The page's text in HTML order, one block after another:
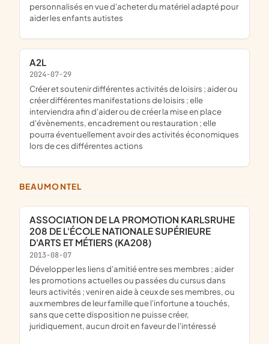
personnalisés en vue d'acheter du matériel adapté pour
aider les enfants autistes
A2L
2024-07-29
créer et soutenir différentes activités de loisirs ; aider ou
créer différentes manifestations de loisirs ; elle
interviendra afin d'aider ou de créer la mise en place
d'évènements, encadrement ou restauration ; elle
pourra éventuellement avoir des activités économiques
lors de ces différentes actions
BEAUMONTEL
ASSOCIATION DE LA PROMOTION KARLSRUHE
208 DE L'ÉCOLE NATIONALE SUPÉRIEURE
D'ARTS ET MÉTIERS (KA208)
2013-08-07
développer les liens d'amitié entre ses membres ; aider
les promotions actuelles ou passées du cursus dans
leurs activités ; venir en aide à ceux de ses membres, ou
aux membres de leur famille que l'infortune a touchés,
sans que cette disposition ne puisse créer,
juridiquement, aucun droit en faveur de l'intéressé